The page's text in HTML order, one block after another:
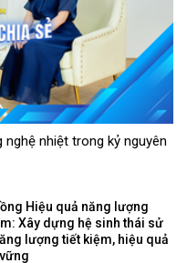
nghệ nhiệt trong kỷ nguyên
Hiệu quả năng lượng
Xây dựng hệ sinh thái sử
lượng tiết kiệm, hiệu quả